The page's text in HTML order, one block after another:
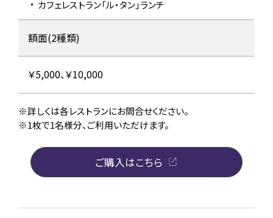
カフェレストラン「ル・タン」ランチ
額面(2種類)
￥5,000、￥10,000
詳しくは各レストランにお問合せください。
1枚で1名様分、ご利用いただけます。
ご購入はこちら